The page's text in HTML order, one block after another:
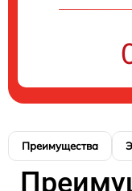
Преимущества